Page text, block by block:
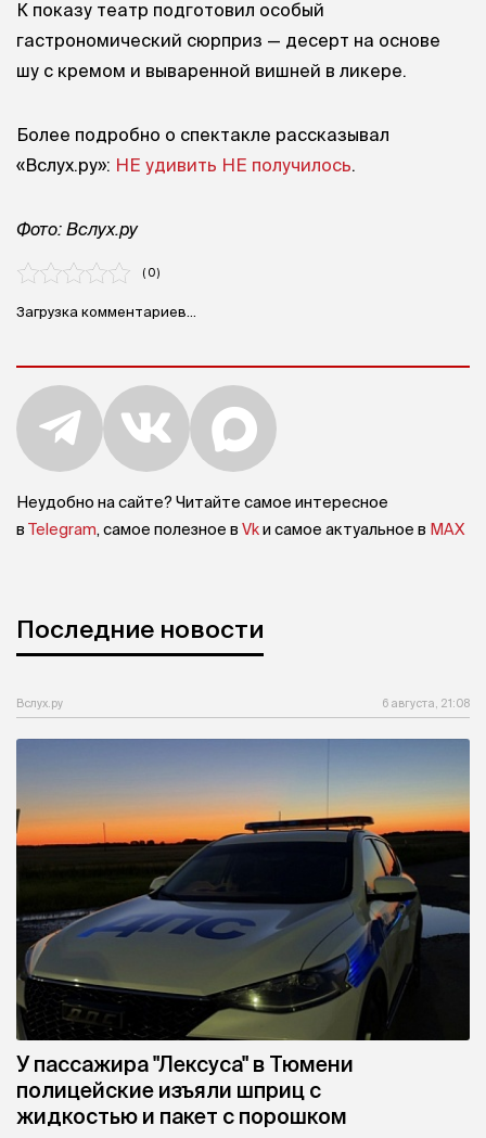
К показу театр подготовил особый
гастрономический сюрприз — десерт на основе
шу с кремом и вываренной вишней в ликере.
Более подробно о спектакле рассказывал
«Вслух.ру»: НЕ удивить НЕ получилось.
Фото: Вслух.ру
( 0 )
Загрузка комментариев...
Неудобно на сайте? Читайте самое интересное
в Telegram, самое полезное в Vkи самое актуальное в MAX
Последние новости
Вслух.ру 6 августа, 21:08
У пассажира "Лексуса" в Тюмени
полицейские изъяли шприц с
жидкостью и пакет с порошком